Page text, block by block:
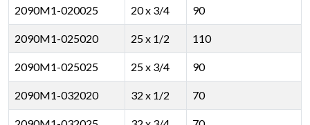
2090M1-020025 20 x 3/4 90
2090M1-025020 25 x 1/2 110
2090M1-025025 25 x 3/4 90
2090M1-032020 32 x 1/2 70